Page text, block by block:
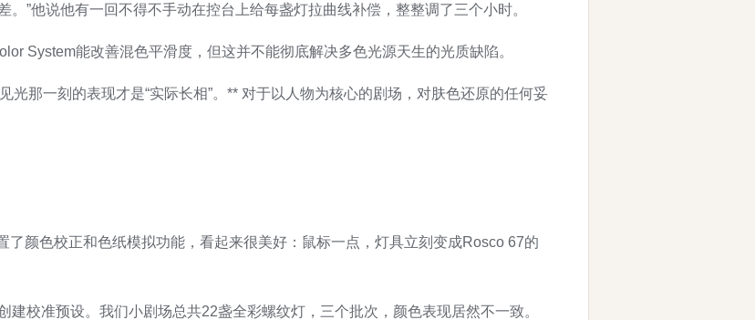
”他说他有一回不得不手动在控台上给每盏灯拉曲线补偿，整整调了三个小时。
System能改善混色平滑度，但这并不能彻底解决多色光源天生的光质缺陷。
光那一刻的表现才是“实际长相”。** 对于以人物为核心的剧场，对肤色还原的任何妥
了颜色校正和色纸模拟功能，看起来很美好：鼠标一点，灯具立刻变成Rosco 67的
校准预设。我们小剧场总共22盏全彩螺纹灯，三个批次，颜色表现居然不一致。